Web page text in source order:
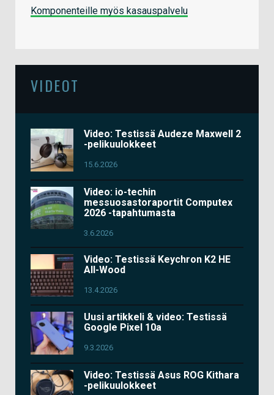
Komponenteille myös kasauspalvelu
VIDEOT
Video: Testissä Audeze Maxwell 2
-pelikuulokkeet
15.6.2026
Video: io-techin
messuosastoraportit Computex
2026 -tapahtumasta
3.6.2026
Video: Testissä Keychron K2 HE
All-Wood
13.4.2026
Uusi artikkeli & video: Testissä
Google Pixel 10a
9.3.2026
Video: Testissä Asus ROG Kithara
-pelikuulokkeet